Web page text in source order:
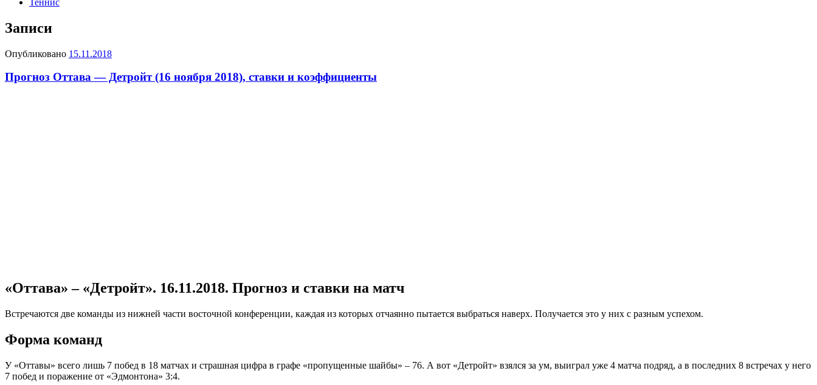
Записи
Опубликовано 15.11.2018
Прогноз Оттава — Детройт (16 ноября 2018), ставки и коэффициенты
«Оттава» – «Детройт». 16.11.2018. Прогноз и ставки на матч
Встречаются две команды из нижней части восточной конференции, каждая из которых отчаянно пытается выбраться наверх. Получается это у них с разным успехом.
Форма команд
У «Оттавы» всего лишь 7 побед в 18 матчах и страшная цифра в графе «пропущенные шайбы» – 76. А вот «Детройт» взялся за ум, выиграл уже 4 матча подряд, а в последних 8 встречах у него
7 побед и поражение от «Эдмонтона» 3:4.